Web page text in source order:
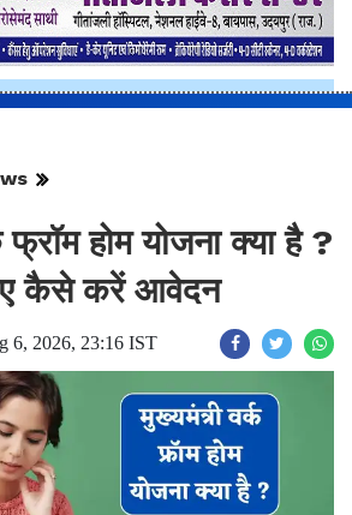
फ्रॉम होम योजना क्या है ?
कैसे करें आवेदन
6, 2026, 23:16 IST